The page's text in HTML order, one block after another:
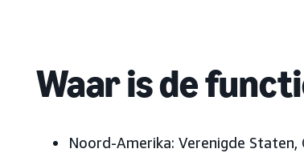
Waar is de
Noord-Amerika: Verenigde Staten,